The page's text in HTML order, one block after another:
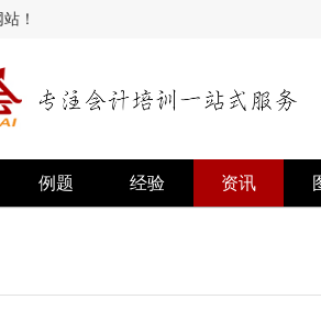
！
例题 经验 资讯